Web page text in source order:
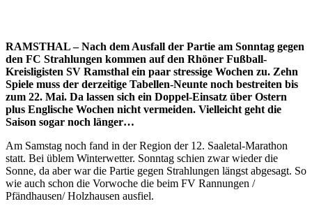
RAMSTHAL – Nach dem Ausfall der Partie am Sonntag gegen
den FC Strahlungen kommen auf den Rhöner Fußball-
Kreisligisten SV Ramsthal ein paar stressige Wochen zu. Zehn
Spiele muss der derzeitige Tabellen-Neunte noch bestreiten bis
zum 22. Mai. Da lassen sich ein Doppel-Einsatz über Ostern
plus Englische Wochen nicht vermeiden. Vielleicht geht die
Saison sogar noch länger…
Am Samstag noch fand in der Region der 12. Saaletal-Marathon
statt. Bei üblem Winterwetter. Sonntag schien zwar wieder die
Sonne, da aber war die Partie gegen Strahlungen längst abgesagt. So
wie auch schon die Vorwoche die beim FV Rannungen /
Pfändhausen/ Holzhausen ausfiel.